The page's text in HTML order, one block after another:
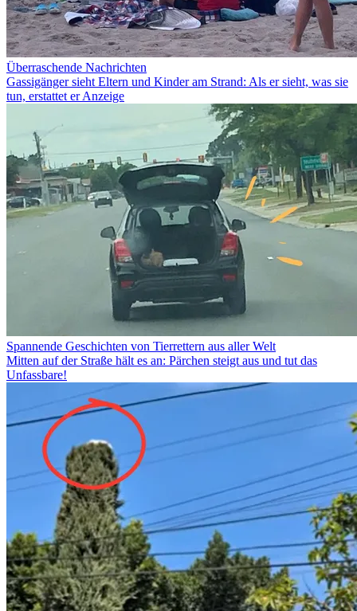
Überraschende Nachrichten
Gassigänger sieht Eltern und Kinder am Strand: Als er sieht, was sie
tun, erstattet er Anzeige
Spannende Geschichten von Tierrettern aus aller Welt
Mitten auf der Straße hält es an: Pärchen steigt aus und tut das
Unfassbare!